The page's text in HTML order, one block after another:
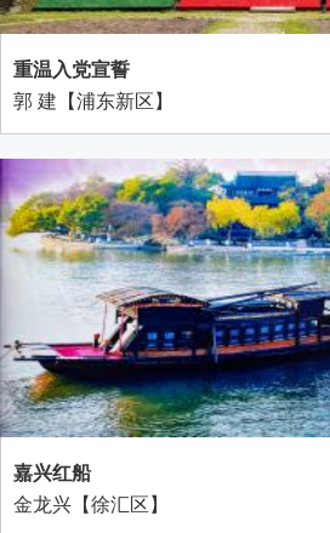
重温入党宣誓
郭 建【浦东新区】
嘉兴红船
金龙兴【徐汇区】